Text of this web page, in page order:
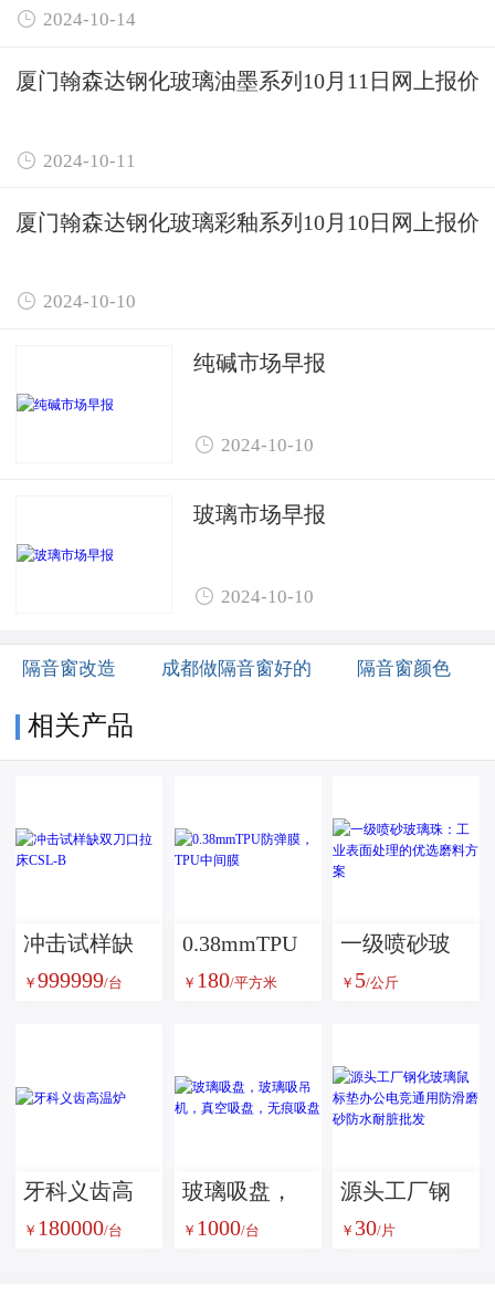
 2024-10-14
厦门翰森达钢化玻璃油墨系列10月11日网上报价
 2024-10-11
厦门翰森达钢化玻璃彩釉系列10月10日网上报价
 2024-10-10
纯碱市场早报
 2024-10-10
玻璃市场早报
 2024-10-10
隔音窗改造 成都做隔音窗好的 隔音窗颜色
相关产品
冲击试样缺
双刀口拉床
￥ 999999/台
0.38mmTPU
防弹膜，TPU
￥ 180/平方米
一级喷砂玻
璃珠：工业
案
￥ 5/公斤
牙科义齿高
温炉
￥ 180000/台
玻璃吸盘，
玻璃吸吊
￥ 1000/台
源头工厂钢
化玻璃鼠标
￥ 30/片